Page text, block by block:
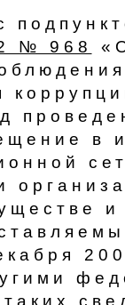
№ 968​
в
и